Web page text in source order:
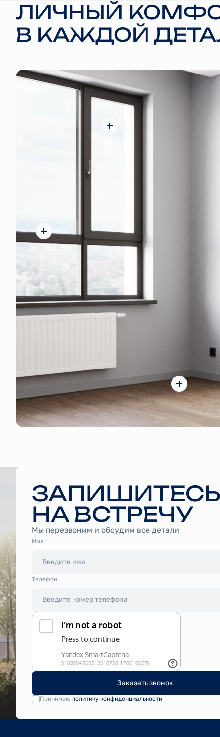
ЛИЧНЫЙ
В КАЖДОЙ
ЗАПИШИТЕСЬ
НА ВСТРЕЧУ
Мы перезвоним и обсудим все детали
Имя
Tелефон
Заказать звонок
Принимаю политику конфиденциальности